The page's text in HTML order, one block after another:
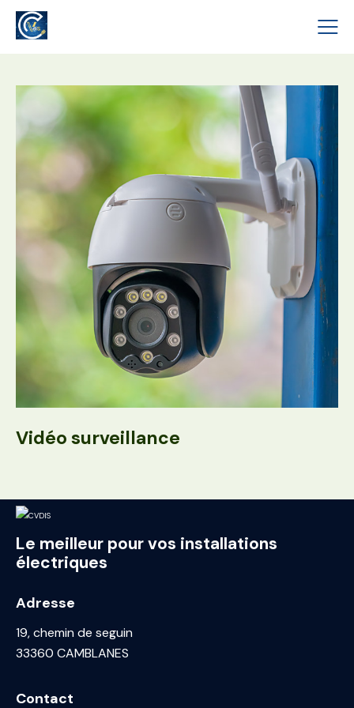
Vidéo surveillance
Le meilleur pour vos installations
électriques
Adresse
19, chemin de seguin
33360 CAMBLANES
Contact